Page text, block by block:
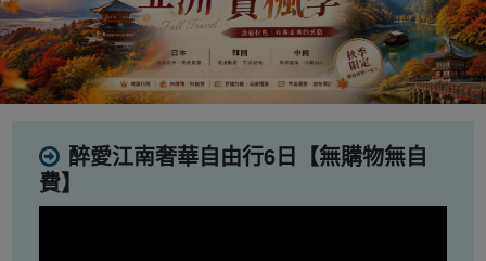
醉愛江南奢華自由行6日【無購物無自
費】